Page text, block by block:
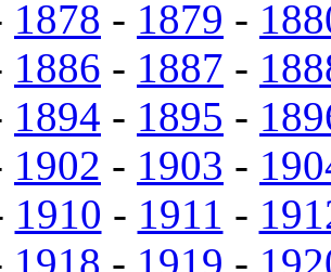
1878 - 1879 -
1886 - 1887 -
1894 - 1895 -
1902 - 1903 -
1910 - 1911 -
1918 - 1919 -